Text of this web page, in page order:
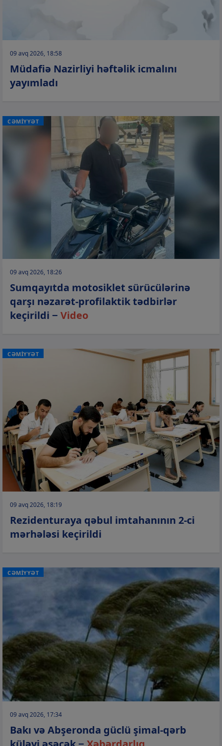
09 avq 2026, 18:58
Müdafiə Nazirliyi həftəlik icmalını
yayımladı
CƏMİYYƏT
09 avq 2026, 18:26
Sumqayıtda motosiklet sürücülərinə
qarşı nəzarət-profilaktik tədbirlər
keçirildi − Video
CƏMİYYƏT
09 avq 2026, 18:19
Rezidenturaya qəbul imtahanının 2-ci
mərhələsi keçirildi
CƏMİYYƏT
09 avq 2026, 17:34
Bakı və Abşeronda güclü şimal-qərb